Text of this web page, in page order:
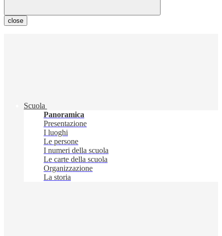
close
Scuola
Panoramica
Presentazione
I luoghi
Le persone
I numeri della scuola
Le carte della scuola
Organizzazione
La storia